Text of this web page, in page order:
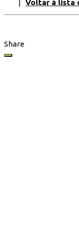
| Voltar à lista
Share